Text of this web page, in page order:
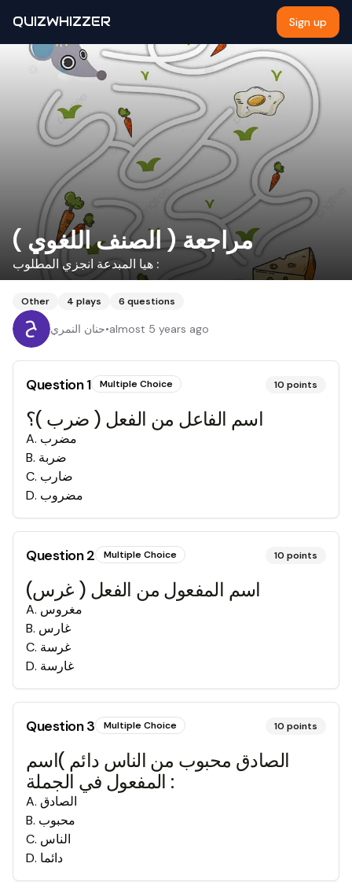
QUIZWHIZZER Sign up
مراجعة ( الصنف اللغوي )
هيا المبدعة انجزي المطلوب :
Other 4 plays 6 questions
حنان النمري•almost 5 years ago
Question1 Multiple Choice 10 points
اسم الفاعل من الفعل ( ضرب )؟
A. مضرب
B. ضربة
C. ضارب
D. مضروب
Question2 Multiple Choice 10 points
اسم المفعول من الفعل ( غرس)
A. مغروس
B. غارس
C. غرسة
D. غارسة
Question3 Multiple Choice 10 points
الصادق محبوب من الناس دائم )اسم
المفعول في الجملة :
A. الصادق
B. محبوب
C. الناس
D. دائما